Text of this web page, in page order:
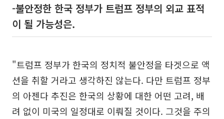
-불안정한 한국 정부가 트럼프 정부의 외교 표적
이 될 가능성은.
"트럼프 정부가 한국의 정치적 불안정을 타겟으로 액
션을 취할 거라고 생각하진 않는다. 다만 트럼프 정부
의 아젠다 추진은 한국의 상황에 대한 어떤 고려, 배
려 없이 미국의 일정대로 이뤄질 것이다. 그것을 주의